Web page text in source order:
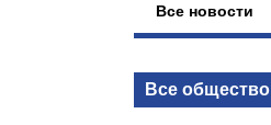
Все новости
Все общество